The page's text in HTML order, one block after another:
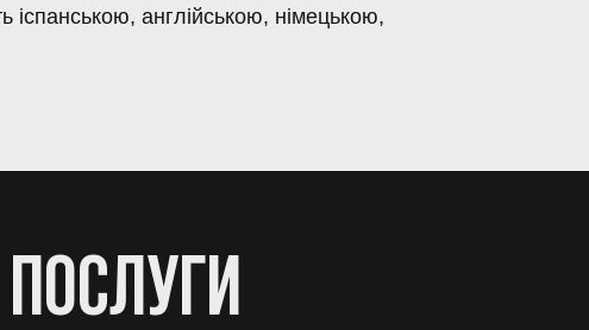
іспанською, англійською, німецькою,